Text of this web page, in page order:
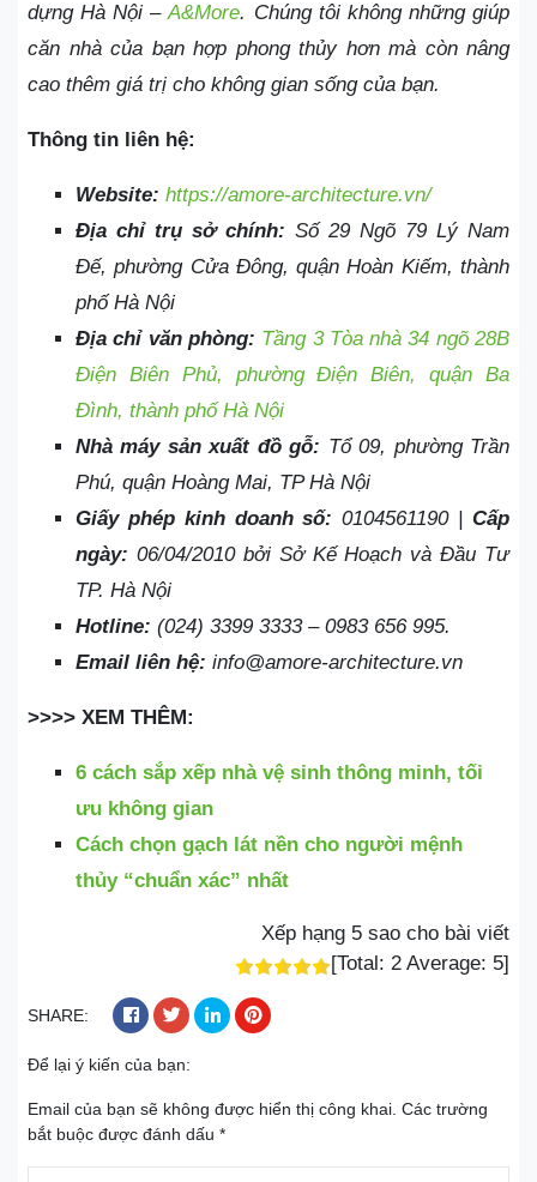
dựng Hà Nội – A&More. Chúng tôi không những giúp
căn nhà của bạn hợp phong thủy hơn mà còn nâng
cao thêm giá trị cho không gian sống của bạn.
Thông tin liên hệ:
Website: https://amore-architecture.vn/
Địa chỉ trụ sở chính: Số 29 Ngõ 79 Lý Nam
Đế, phường Cửa Đông, quận Hoàn Kiếm, thành
phố Hà Nội
Địa chỉ văn phòng: Tầng 3 Tòa nhà 34 ngõ 28B
Điện Biên Phủ, phường Điện Biên, quận Ba
Đình, thành phố Hà Nội
Nhà máy sản xuất đồ gỗ: Tổ 09, phường Trần
Phú, quận Hoàng Mai, TP Hà Nội
Giấy phép kinh doanh số: 0104561190 |Cấp
ngày: 06/04/2010 bởi Sở Kế Hoạch và Đầu Tư
TP. Hà Nội
Hotline: (024) 3399 3333 – 0983 656 995.
Email liên hệ: info@amore-architecture.vn
>>>> XEM THÊM:
6 cách sắp xếp nhà vệ sinh thông minh, tối
ưu không gian
Cách chọn gạch lát nền cho người mệnh
thủy “chuẩn xác” nhất
Xếp hạng 5 sao cho bài viết
[Total: 2 Average: 5]
SHARE:
Để lại ý kiến của bạn:
Email của bạn sẽ không được hiển thị công khai. Các trường
bắt buộc được đánh dấu *